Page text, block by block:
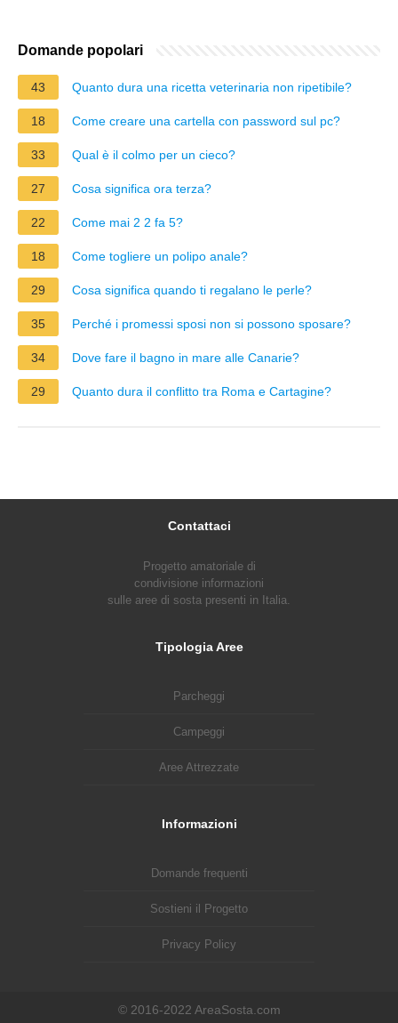
Domande popolari
43 Quanto dura una ricetta veterinaria non ripetibile?
18 Come creare una cartella con password sul pc?
33 Qual è il colmo per un cieco?
27 Cosa significa ora terza?
22 Come mai 2 2 fa 5?
18 Come togliere un polipo anale?
29 Cosa significa quando ti regalano le perle?
35 Perché i promessi sposi non si possono sposare?
34 Dove fare il bagno in mare alle Canarie?
29 Quanto dura il conflitto tra Roma e Cartagine?
Contattaci
Progetto amatoriale di
condivisione informazioni
sulle aree di sosta presenti in Italia.
Tipologia Aree
Parcheggi
Campeggi
Aree Attrezzate
Informazioni
Domande frequenti
Sostieni il Progetto
Privacy Policy
© 2016-2022 AreaSosta.com